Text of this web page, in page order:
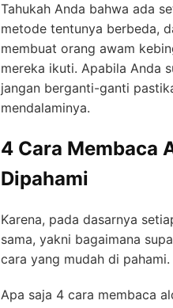
Tahukah Anda bahwa ada
metode tentunya berbeda,
membuat orang awam
mereka ikuti. Apabila Anda
jangan berganti-ganti
mendalaminya.
4 Cara Membaca
Dipahami
Karena, pada dasarnya
sama, yakni bagaimana
cara yang mudah di pahami.
Apa saja 4 cara membaca